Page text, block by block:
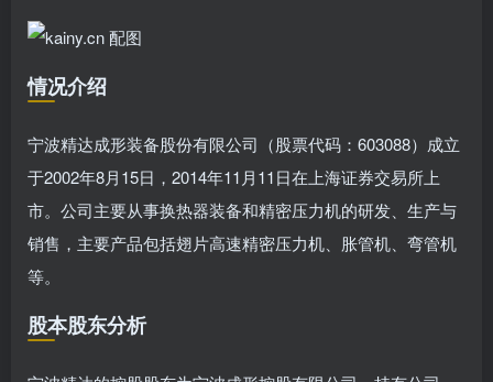
情况介绍
宁波精达成形装备股份有限公司（股票代码：603088）成立
于2002年8月15日，2014年11月11日在上海证券交易所上
市。公司主要从事换热器装备和精密压力机的研发、生产与
销售，主要产品包括翅片高速精密压力机、胀管机、弯管机
等。
股本股东分析